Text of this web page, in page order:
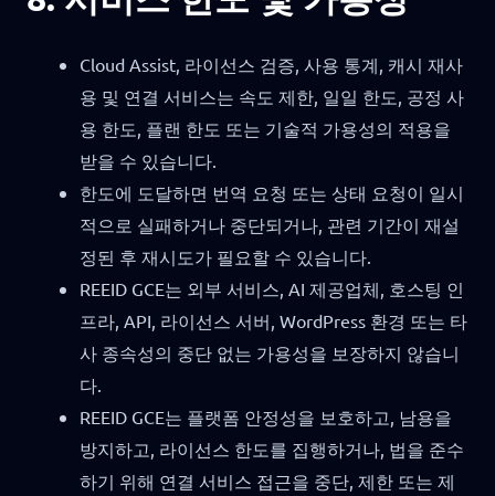
Cloud Assist, 라이선스 검증, 사용 통계, 캐시 재사
용 및 연결 서비스는 속도 제한, 일일 한도, 공정 사
용 한도, 플랜 한도 또는 기술적 가용성의 적용을
받을 수 있습니다.
한도에 도달하면 번역 요청 또는 상태 요청이 일시
적으로 실패하거나 중단되거나, 관련 기간이 재설
정된 후 재시도가 필요할 수 있습니다.
REEID GCE는 외부 서비스, AI 제공업체, 호스팅 인
프라, API, 라이선스 서버, WordPress 환경 또는 타
사 종속성의 중단 없는 가용성을 보장하지 않습니
다.
REEID GCE는 플랫폼 안정성을 보호하고, 남용을
방지하고, 라이선스 한도를 집행하거나, 법을 준수
하기 위해 연결 서비스 접근을 중단, 제한 또는 제